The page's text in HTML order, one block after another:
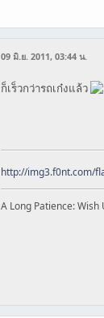
09 มิ.ย. 2011, 03:44 น.
ก็เร็วกว่ารถเก๋งแล้ว
http://img3.f0nt.com/
A Long Patience: